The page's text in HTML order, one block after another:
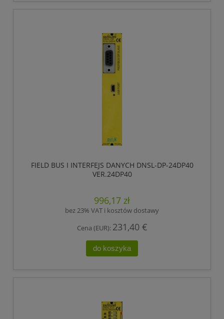
FIELD BUS I INTERFEJS DANYCH DNSL-DP-24DP40
VER.24DP40
996,17 zł
bez 23% VAT i kosztów dostawy
Cena (EUR): 231,40 €
do koszyka